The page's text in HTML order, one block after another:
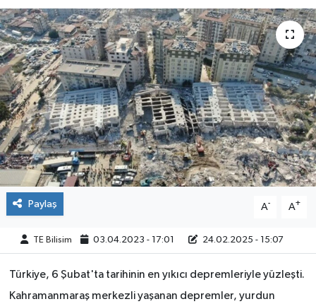
Paylaş A- A+
TE Bilisim 03.04.2023 - 17:01 24.02.2025 - 15:07
Türkiye, 6 Şubat'ta tarihinin en yıkıcı depremleriyle yüzleşti.
Kahramanmaraş merkezli yaşanan depremler, yurdun